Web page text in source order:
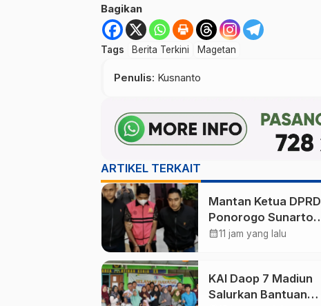
Bagikan
Tags Berita Terkini Magetan
Penulis: Kusnanto
ARTIKEL TERKAIT
Mantan Ketua DPRD
Ponorogo Sunarto
Jadi Tersangka
calendar_month11 jam yang lalu
KAI Daop 7 Madiun
Salurkan Bantuan